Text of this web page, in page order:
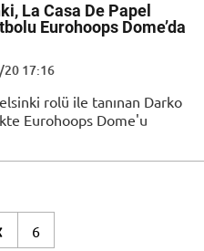
La Casa De Papel
Eurohoops Dome’da
20 17:16
rolü ile tanınan Darko
Eurohoops Dome'u
6